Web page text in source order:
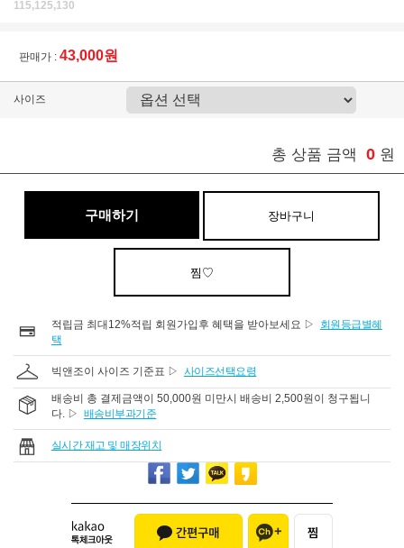
115,125,130
판매가 : 43,000원
사이즈
총 상품 금액 0 원
구매하기 장바구니
찜♡
적립금 최대12%적립 회원가입후 혜택을 받아보세요 ▷
회원등급별혜
택
빅앤조이 사이즈 기준표 ▷ 사이즈선택요령
배송비 총 결제금액이 50,000원 미만시 배송비 2,500원이 청구됩니
다. ▷ 배송비부과기준
실시간 재고 및 매장위치